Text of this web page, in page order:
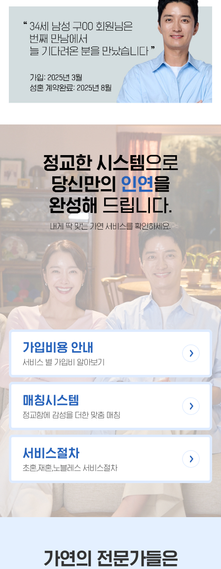
가입비용 안내
서비스 별 가입비 알아보기
매칭시스템
정교함에 감성을 더한 맞춤 매칭
서비스절차
초혼,재혼,노블레스 서비스절차
가연의 전문가들은